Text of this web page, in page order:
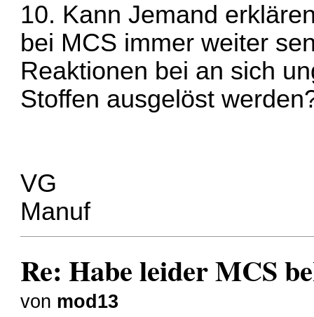
10. Kann Jemand
bei MCS immer weiter
Reaktionen bei an sich
Stoffen ausgelöst
VG
Manuf
Re: Habe leider MCS
von mod13